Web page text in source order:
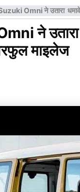
Omni ने उतारा
ने उतारा
माइलेज